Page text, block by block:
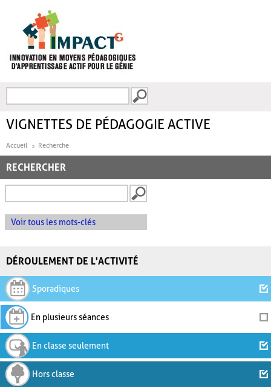
FORMULAIRE DE
VIGNETTES DE PÉDAGOGIE ACTIVE
Accueil Recherche
RECHERCHER
Voir tous les mots-clés
DÉROULEMENT DE L'ACTIVITÉ
Sporadiques
En plusieurs séances
En classe seulement
Hors classe